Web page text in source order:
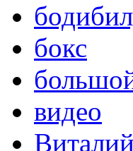
бокс
видео